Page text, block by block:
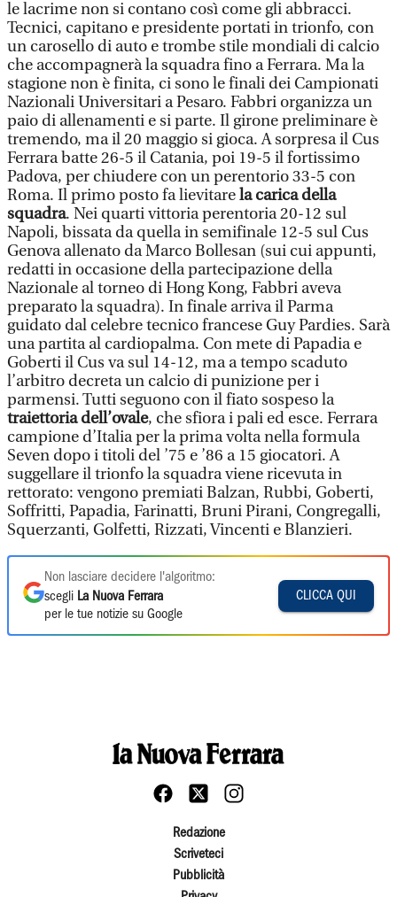
le lacrime non si contano così come gli abbracci.
Tecnici, capitano e presidente portati in trionfo, con
un carosello di auto e trombe stile mondiali di calcio
che accompagnerà la squadra fino a Ferrara. Ma la
stagione non è finita, ci sono le finali dei Campionati
Nazionali Universitari a Pesaro. Fabbri organizza un
paio di allenamenti e si parte. Il girone preliminare è
tremendo, ma il 20 maggio si gioca. A sorpresa il Cus
Ferrara batte 26-5 il Catania, poi 19-5 il fortissimo
Padova, per chiudere con un perentorio 33-5 con
Roma. Il primo posto fa lievitarela carica della
squadra. Nei quarti vittoria perentoria 20-12 sul
Napoli, bissata da quella in semifinale 12-5 sul Cus
Genova allenato da Marco Bollesan (sui cui appunti,
redatti in occasione della partecipazione della
Nazionale al torneo di Hong Kong, Fabbri aveva
preparato la squadra). In finale arriva il Parma
guidato dal celebre tecnico francese Guy Pardies. Sarà
una partita al cardiopalma. Con mete di Papadia e
Goberti il Cus va sul 14-12, ma a tempo scaduto
l’arbitro decreta un calcio di punizione per i
parmensi. Tutti seguono con il fiato sospeso la
traiettoria dell’ovale, che sfiora i pali ed esce. Ferrara
campione d’Italia per la prima volta nella formula
Seven dopo i titoli del ’75 e ’86 a 15 giocatori. A
suggellare il trionfo la squadra viene ricevuta in
rettorato: vengono premiati Balzan, Rubbi, Goberti,
Soffritti, Papadia, Farinatti, Bruni Pirani, Congregalli,
Squerzanti, Golfetti, Rizzati, Vincenti e Blanzieri.
Non lasciare decidere l'algoritmo:
scegli La Nuova Ferrara
per le tue notizie su Google
CLICCA QUI
Redazione
Scriveteci
Pubblicità